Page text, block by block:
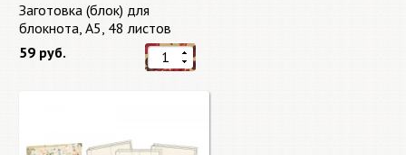
Заготовка (блок) для
блокнота, А5, 48 листов
59 руб.